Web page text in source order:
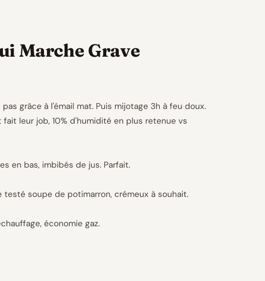
Marche Grave
grâce à l'émail mat. Puis mijotage 3h à feu doux.
leur job, 10% d'humidité en plus retenue vs
en bas, imbibés de jus. Parfait.
testé soupe de potimarron, crémeux à souhait.
économie gaz.